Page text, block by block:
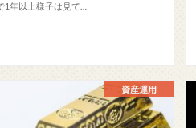
年以上様子は見て…
資産運用